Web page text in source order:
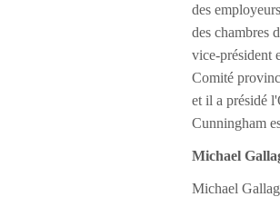
des
des chambres
vice-président
Comité
et il a présidé
Cunningham
Michael
Michael